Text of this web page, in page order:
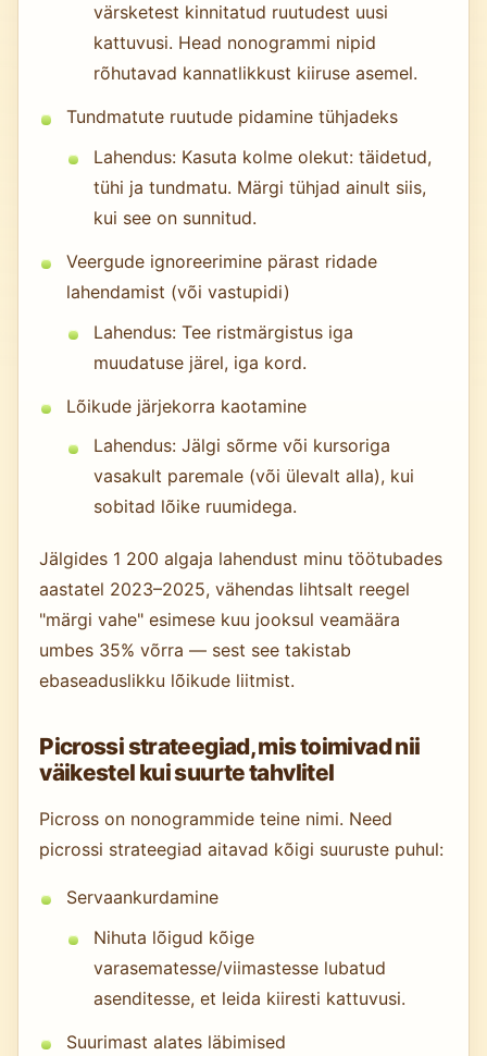
värsketest kinnitatud ruutudest uusi
kattuvusi. Head nonogrammi nipid
rõhutavad kannatlikkust kiiruse asemel.
Tundmatute ruutude pidamine tühjadeks
Lahendus: Kasuta kolme olekut: täidetud,
tühi ja tundmatu. Märgi tühjad ainult siis,
kui see on sunnitud.
Veergude ignoreerimine pärast ridade
lahendamist (või vastupidi)
Lahendus: Tee ristmärgistus iga
muudatuse järel, iga kord.
Lõikude järjekorra kaotamine
Lahendus: Jälgi sõrme või kursoriga
vasakult paremale (või ülevalt alla), kui
sobitad lõike ruumidega.
Jälgides 1 200 algaja lahendust minu töötubades
aastatel 2023–2025, vähendas lihtsalt reegel
"märgi vahe" esimese kuu jooksul veamäära
umbes 35% võrra — sest see takistab
ebaseaduslikku lõikude liitmist.
Picrossi strateegiad, mis toimivad nii
väikestel kui suurte tahvlitel
Picross on nonogrammide teine nimi. Need
picrossi strateegiad aitavad kõigi suuruste puhul:
Servaankurdamine
Nihuta lõigud kõige
varasematesse/viimastesse lubatud
asenditesse, et leida kiiresti kattuvusi.
Suurimast alates läbimised